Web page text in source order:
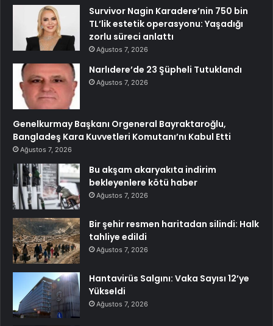
Survivor Nagin Karadere’nin 750 bin
TL’lik estetik operasyonu: Yaşadığı
zorlu süreci anlattı
Ağustos 7, 2026
Narlıdere’de 23 Şüpheli Tutuklandı
Ağustos 7, 2026
Genelkurmay Başkanı Orgeneral Bayraktaroğlu,
Bangladeş Kara Kuvvetleri Komutanı’nı Kabul Etti
Ağustos 7, 2026
Bu akşam akaryakıta indirim
bekleyenlere kötü haber
Ağustos 7, 2026
Bir şehir resmen haritadan silindi: Halk
tahliye edildi
Ağustos 7, 2026
Hantavirüs Salgını: Vaka Sayısı 12’ye
Yükseldi
Ağustos 7, 2026